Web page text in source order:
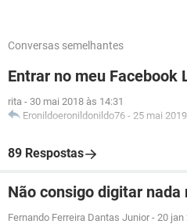
Conversas semelhantes
Entrar no meu Facebook
rita - 30 mai 2018 às 14:31
Eronildoeronildonildo76 - 25 mai
89 Respostas
Não consigo digitar nada
Fernando Ferreira Dantas Junior - 20 jan